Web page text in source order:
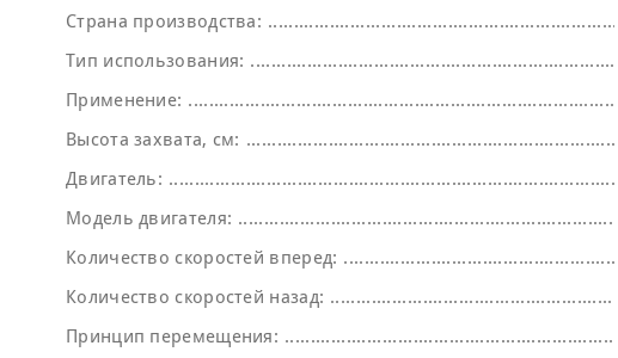
Страна производства:
Тип использования:
Применение:
Высота захвата, см:
Двигатель:
Модель двигателя:
Количество скоростей вперед:
Количество скоростей назад:
Принцип перемещения: